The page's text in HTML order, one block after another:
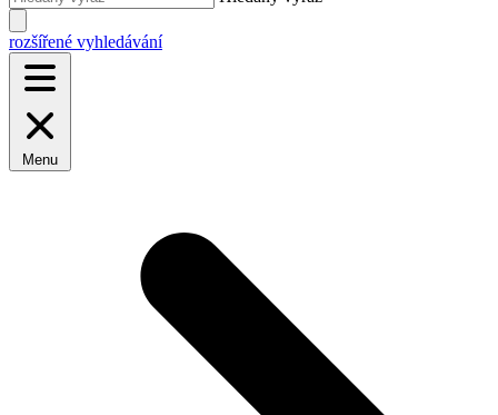
rozšířené vyhledávání
Menu